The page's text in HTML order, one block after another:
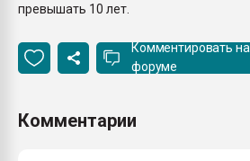
превышать 10 лет.
Комментировать на
форуме
Комментарии